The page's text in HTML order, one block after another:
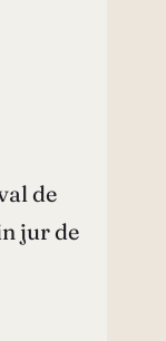
de
jur de